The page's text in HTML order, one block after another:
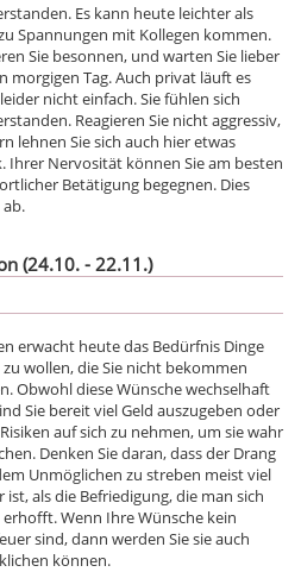
Es kann heute leichter als
Spannungen mit Kollegen kommen.
Sie besonnen, und warten Sie lieber
morgigen Tag. Auch privat läuft es
nicht einfach. Sie fühlen sich
Reagieren Sie nicht aggressiv,
lehnen Sie sich auch hier etwas
Ihrer Nervosität können Sie am besten
Betätigung begegnen. Dies
(24.10. - 22.11.)
erwacht heute das Bedürfnis Dinge
wollen, die Sie nicht bekommen
Obwohl diese Wünsche wechselhaft
Sie bereit viel Geld auszugeben oder
auf sich zu nehmen, um sie wahr
Denken Sie daran, dass der Drang
Unmöglichen zu streben meist viel
ist, als die Befriedigung, die man sich
Wenn Ihre Wünsche kein
sind, dann werden Sie sie auch
können.